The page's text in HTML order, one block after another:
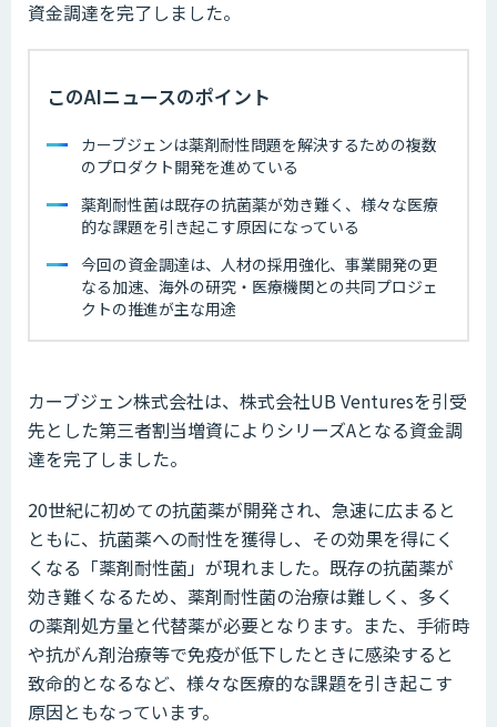
資金調達を完了しました。
このAIニュースのポイント
カーブジェンは薬剤耐性問題を解決するための複数
のプロダクト開発を進めている
薬剤耐性菌は既存の抗菌薬が効き難く、様々な医療
的な課題を引き起こす原因になっている
今回の資金調達は、人材の採用強化、事業開発の更
なる加速、海外の研究・医療機関との共同プロジェ
クトの推進が主な用途
カーブジェン株式会社は、株式会社UB Venturesを引受
先とした第三者割当増資によりシリーズAとなる資金調
達を完了しました。
20世紀に初めての抗菌薬が開発され、急速に広まると
ともに、抗菌薬への耐性を獲得し、その効果を得にく
くなる「薬剤耐性菌」が現れました。既存の抗菌薬が
効き難くなるため、薬剤耐性菌の治療は難しく、多く
の薬剤処方量と代替薬が必要となります。また、手術時
や抗がん剤治療等で免疫が低下したときに感染すると
致命的となるなど、様々な医療的な課題を引き起こす
原因ともなっています。